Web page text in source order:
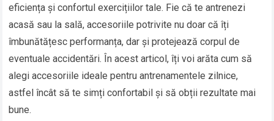
eficiența și confortul exercițiilor tale. Fie că te antrenezi
acasă sau la sală, accesoriile potrivite nu doar că îți
îmbunătățesc performanța, dar și protejează corpul de
eventuale accidentări. În acest articol, îți voi arăta cum să
alegi accesoriile ideale pentru antrenamentele zilnice,
astfel încât să te simți confortabil și să obții rezultate mai
bune.